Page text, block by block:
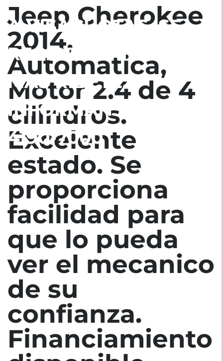
A VISACUOTAS. SE
RECIBE VEHICULO
MAS RIBETE.
INFORMAN AL TEL.
4190-7000
Jeep Cherokee
2014,
Automatica,
Motor 2.4 de 4
cilindros.
Excelente
estado. Se
proporciona
facilidad para
que lo pueda
ver el mecanico
de su
confianza.
Financiamiento